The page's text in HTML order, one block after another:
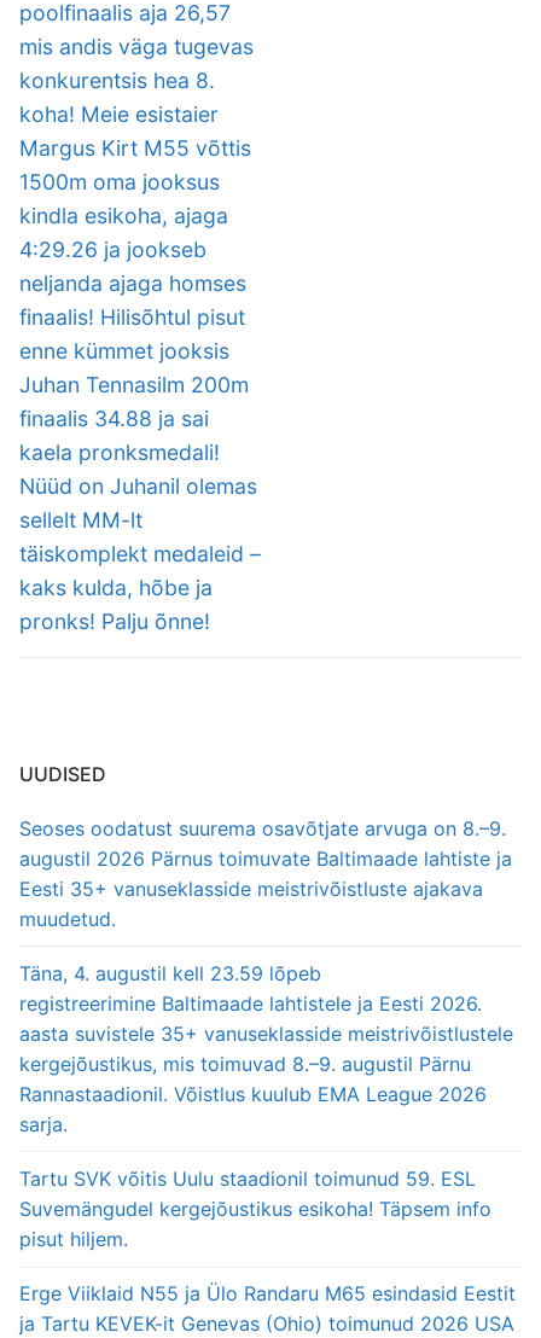
poolfinaalis aja 26,57
mis andis väga tugevas
konkurentsis hea 8.
koha! Meie esistaier
Margus Kirt M55 võttis
1500m oma jooksus
kindla esikoha, ajaga
4:29.26 ja jookseb
neljanda ajaga homses
finaalis! Hilisõhtul pisut
enne kümmet jooksis
Juhan Tennasilm 200m
finaalis 34.88 ja sai
kaela pronksmedali!
Nüüd on Juhanil olemas
sellelt MM-lt
täiskomplekt medaleid –
kaks kulda, hõbe ja
pronks! Palju õnne!
UUDISED
Seoses oodatust suurema osavõtjate arvuga on 8.–9.
augustil 2026 Pärnus toimuvate Baltimaade lahtiste ja
Eesti 35+ vanuseklasside meistrivõistluste ajakava
muudetud.
Täna, 4. augustil kell 23.59 lõpeb
registreerimine Baltimaade lahtistele ja Eesti 2026.
aasta suvistele 35+ vanuseklasside meistrivõistlustele
kergejõustikus, mis toimuvad 8.–9. augustil Pärnu
Rannastaadionil. Võistlus kuulub EMA League 2026
sarja.
Tartu SVK võitis Uulu staadionil toimunud 59. ESL
Suvemängudel kergejõustikus esikoha! Täpsem info
pisut hiljem.
Erge Viiklaid N55 ja Ülo Randaru M65 esindasid Eestit
ja Tartu KEVEK-it Genevas (Ohio) toimunud 2026 USA